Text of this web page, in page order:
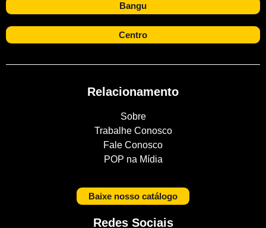
Bangu
Centro
Relacionamento
Sobre
Trabalhe Conosco
Fale Conosco
POP na Mídia
Baixe nosso catálogo
Redes Sociais